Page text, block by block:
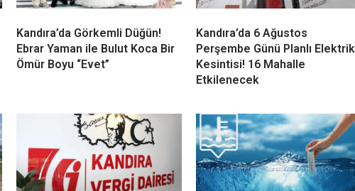
Kandıra’da Görkemli Düğün!
Ebrar Yaman ile Bulut Koca Bir
Ömür Boyu “Evet”
Kandıra’da 6 Ağustos
Perşembe Günü Planlı Elektrik
Kesintisi! 16 Mahalle
Etkilenecek